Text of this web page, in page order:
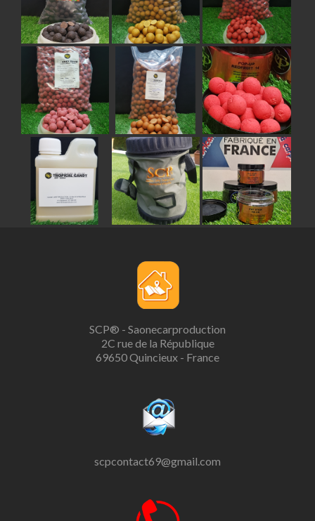
SCP® - Saonecarproduction
2C rue de la République
69650 Quincieux - France
scpcontact69@gmail.com